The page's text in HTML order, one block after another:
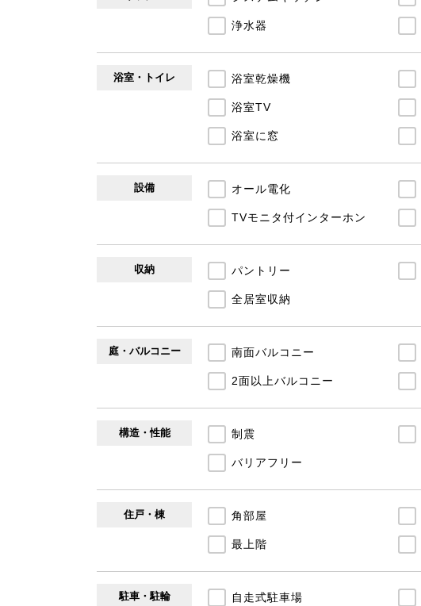
浄水器
浴室・トイレ 浴室乾燥機
浴室TV
浴室に窓
設備 オール電化
TVモニタ付インターホン
収納 パントリー
全居室収納
庭・バルコニー 南面バルコニー
2面以上バルコニー
構造・性能 制震
バリアフリー
住戸・棟 角部屋
最上階
駐車・駐輪 自走式駐車場